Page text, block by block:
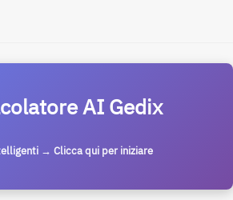
AI Gedix
→ Clicca qui per iniziare